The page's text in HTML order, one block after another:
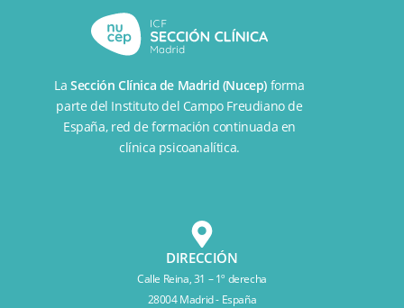
LaSección Clínica de Madrid (Nucep) forma
parte del Instituto del Campo Freudiano de
España, red de formación continuada en
clínica psicoanalítica.
DIRECCIÓN
Calle Reina, 31 – 1º derecha
28004 Madrid - España